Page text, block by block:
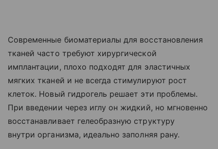
Современные биоматериалы для восстановления
тканей часто требуют хирургической
имплантации, плохо подходят для эластичных
мягких тканей и не всегда стимулируют рост
клеток. Новый гидрогель решает эти проблемы.
При введении через иглу он жидкий, но мгновенно
восстанавливает гелеобразную структуру
внутри организма, идеально заполняя рану.